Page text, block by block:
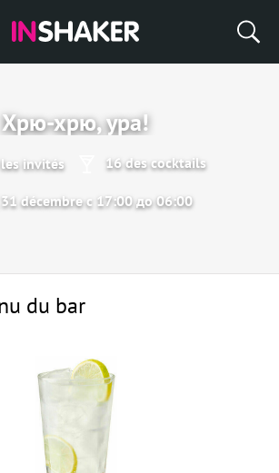
Хрю-хрю, ура!
invités 16 des cocktails
décembre с 17:00 до 06:00
du bar